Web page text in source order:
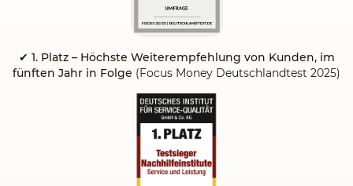
✔ 1. Platz – Höchste Weiterempfehlung von Kunden, im
fünften Jahr in Folge (Focus Money Deutschlandtest 2025)